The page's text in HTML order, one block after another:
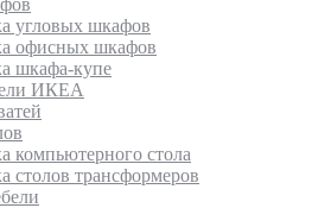
угловых шкафов
офисных шкафов
шкафа-купе
ИКЕА
компьютерного стола
столов трансформеров